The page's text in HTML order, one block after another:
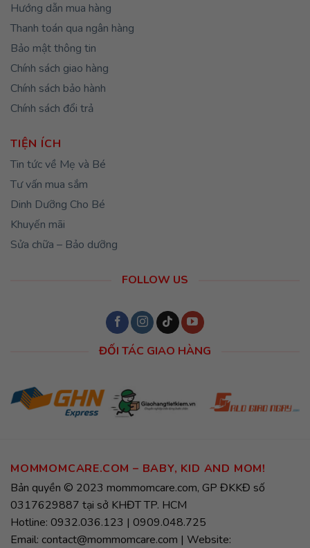
Hướng dẫn mua hàng
Thanh toán qua ngân hàng
Bảo mật thông tin
Chính sách giao hàng
Chính sách bảo hành
Chính sách đổi trả
TIỆN ÍCH
Tin tức về Mẹ và Bé
Tư vấn mua sắm
Dinh Dưỡng Cho Bé
Khuyến mãi
Sửa chữa – Bảo dưỡng
FOLLOW US
ĐỐI TÁC GIAO HÀNG
MOMMOMCARE.COM – BABY, KID AND MOM!
Bản quyền © 2023 mommomcare.com, GP ĐKKĐ số
0317629887 tại sở KHĐT TP. HCM
Hotline: 0932.036.123 | 0909.048.725
Email: contact@mommomcare.com | Website: